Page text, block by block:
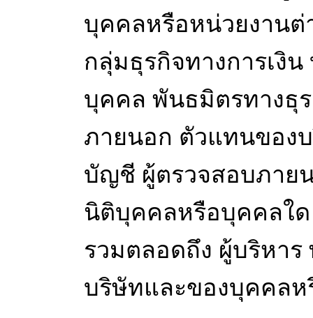
บุคคลหรือหน่วยงานต่
กลุ่มธุรกิจทางการเงิ
บุคคล พันธมิตรทางธุ
ภายนอก ตัวแทนของ
บัญชี ผู้ตรวจสอบภาย
นิติบุคคลหรือบุคคลใ
รวมตลอดถึง ผู้บริหา
บริษัทและของบุคคลห